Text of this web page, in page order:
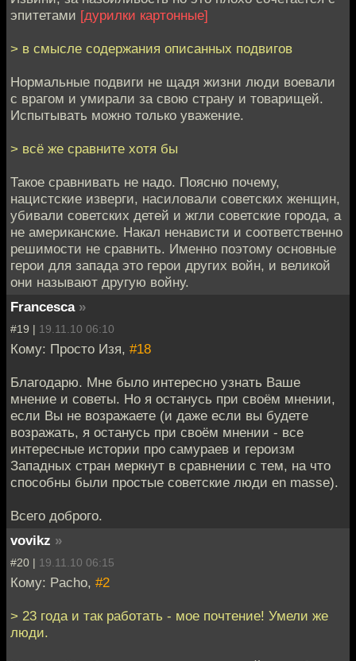
эпитетами [дурилки картонные]
> в смысле содержания описанных подвигов
Нормальные подвиги не щадя жизни люди воевали
с врагом и умирали за свою страну и товарищей.
Испытывать можно только уважение.
> всё же сравните хотя бы
Такое сравнивать не надо. Поясню почему,
нацистские изверги, насиловали советских женщин,
убивали советских детей и жгли советские города, а
не американские. Накал ненависти и соответственно
решимости не сравнить. Именно поэтому основные
герои для запада это герои других войн, и великой
они называют другую войну.
Francesca »
#19 | 19.11.10 06:10
Кому: Просто Изя, #18
Благодарю. Мне было интересно узнать Ваше
мнение и советы. Но я останусь при своём мнении,
если Вы не возражаете (и даже если вы будете
возражать, я останусь при своём мнении - все
интересные истории про самураев и героизм
Западных стран меркнут в сравнении с тем, на что
способны были простые советские люди en masse).
Всего доброго.
vovikz »
#20 | 19.11.10 06:15
Кому: Pacho, #2
> 23 года и так работать - мое почтение! Умели же
люди.